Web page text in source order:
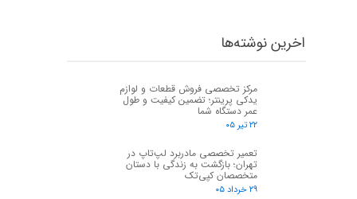
اخرین نوشته‌ها
مرکز تخصصی فروش قطعات و لوازم
یدکی پرینتر؛ تضمین کیفیت و طول
عمر دستگاه شما
۲۲ تیر ۰۵
تعمیر تخصصی مادربرد لپ‌تاپ در
تهران؛ بازگشت به زندگی با دستان
متخصصان کپی‌تک
۲۹ خرداد ۰۵